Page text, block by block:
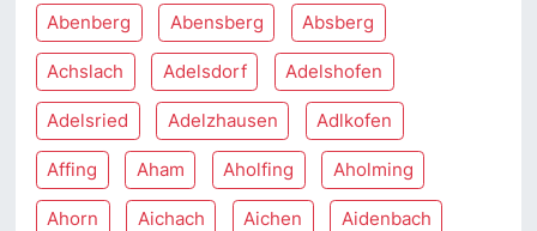
Abenberg Abensberg Absberg
Achslach Adelsdorf Adelshofen
Adelsried Adelzhausen Adlkofen
Affing Aham Aholfing Aholming
Ahorn Aichach Aichen Aidenbach